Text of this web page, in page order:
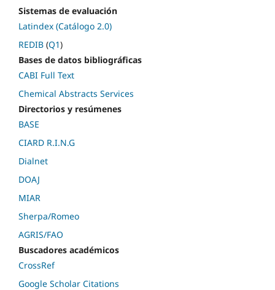
Sistemas de evaluación
Latindex (Catálogo 2.0)
REDIB (Q1)
Bases de datos bibliográficas
CABI Full Text
Chemical Abstracts Services
Directorios y resúmenes
BASE
CIARD R.I.N.G
Dialnet
DOAJ
MIAR
Sherpa/Romeo
AGRIS/FAO
Buscadores académicos
CrossRef
Google Scholar Citations